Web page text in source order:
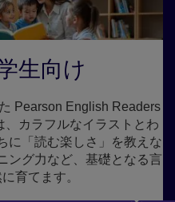
生向け
Pearson English Readers
、カラフルなイラストとわ
に「読む楽しさ」を教えな
ング力など、基礎となる言
育てます。